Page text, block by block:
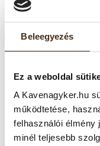
Beleegyezés
Ez a weboldal
A Kavenagyker.hu
működtetése,
felhasználói élmény
minél teljesebb
TERMÉKLEÍRÁS